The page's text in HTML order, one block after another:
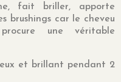
fait briller, apporte
brushings car le cheveu
une véritable
et brillant pendant 2